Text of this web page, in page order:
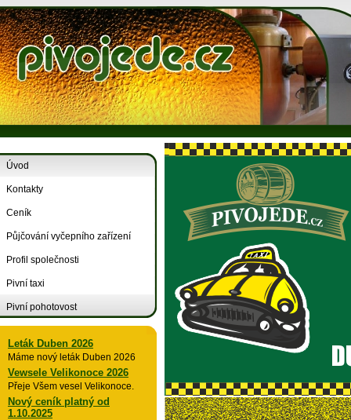
Úvod
Kontakty
Ceník
Půjčování vyčepního zařízení
Profil společnosti
Pivní taxi
Pivní pohotovost
Leták Duben 2026
Máme nový leták Duben 2026
Vewsele Velikonoce 2026
Přeje Všem vesel Velikonoce.
Nový ceník platný od
1.10.2025